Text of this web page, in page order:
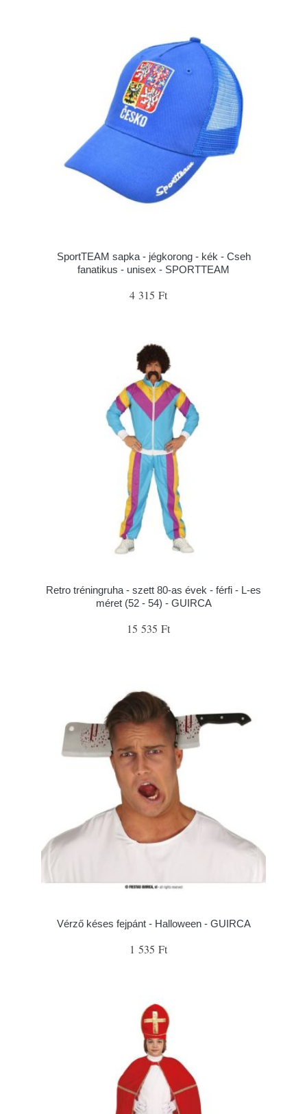
SportTEAM sapka - jégkorong - kék - Cseh
fanatikus - unisex - SPORTTEAM
4 315 Ft
Retro tréningruha - szett 80-as évek - férfi - L-es
méret (52 - 54) - GUIRCA
15 535 Ft
Vérző késes fejpánt - Halloween - GUIRCA
1 535 Ft